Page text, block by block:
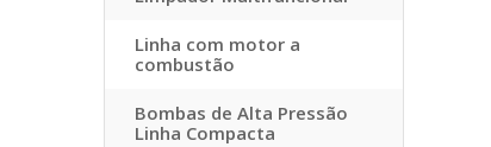
Linha com motor a
combustão
Bombas de Alta Pressão
Linha Compacta